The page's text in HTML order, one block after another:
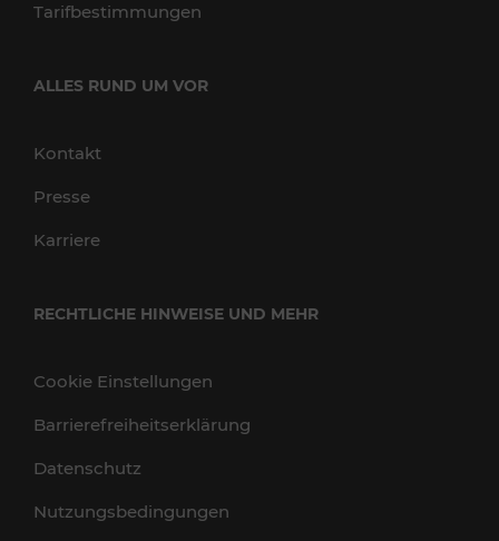
Tarifbestimmungen
ALLES RUND UM VOR
Kontakt
Presse
Karriere
RECHTLICHE HINWEISE UND MEHR
Cookie Einstellungen
Barrierefreiheitserklärung
Datenschutz
Nutzungsbedingungen